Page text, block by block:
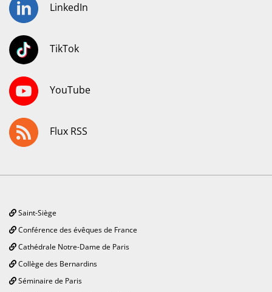
LinkedIn
TikTok
YouTube
Flux RSS
Saint-Siège
Conférence des évêques de France
Cathédrale Notre-Dame de Paris
Collège des Bernardins
Séminaire de Paris